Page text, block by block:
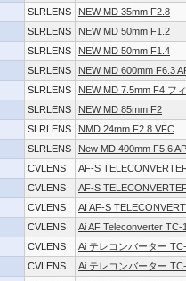
SLRLENS NEW MD 35mm F2.8
SLRLENS NEW MD 50mm F1.2
SLRLENS NEW MD 50mm F1.4
SLRLENS NEW MD 600mm F6.3
SLRLENS NEW MD 7.5mm F4 フ
SLRLENS NEW MD 85mm F2
SLRLENS NMD 24mm F2.8 VFC
SLRLENS New MD 400mm F5.6
CVLENS AF-S
CVLENS AF-S
CVLENS AI AF-S
CVLENS Ai AF Teleconverter TC-
CVLENS Ai テレコンバーター
CVLENS Ai テレコンバーター